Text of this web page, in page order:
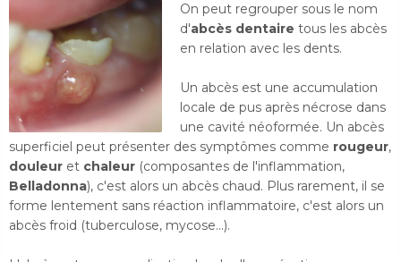
On peut regrouper sous le nom
d'abcès dentaire tous les abcès
en relation avec les dents.
Un abcès est une accumulation
locale de pus après nécrose dans
une cavité néoformée. Un abcès
superficiel peut présenter des symptômes comme rougeur,
douleur et chaleur (composantes de l'inflammation,
Belladonna), c'est alors un abcès chaud. Plus rarement, il se
forme lentement sans réaction inflammatoire, c'est alors un
abcès froid (tuberculose, mycose...).